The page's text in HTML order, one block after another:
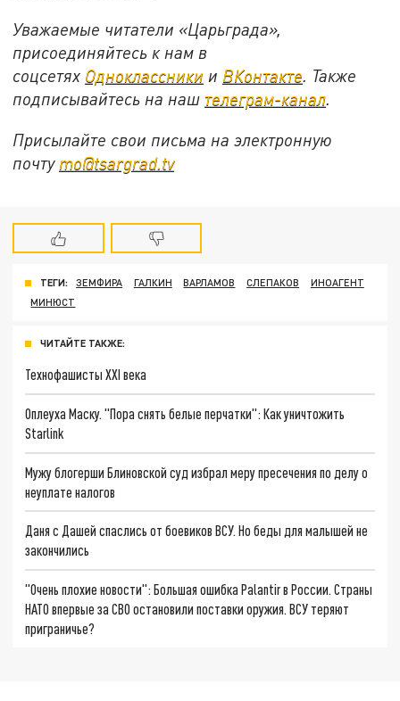
Уважаемые читатели «Царьграда»,
присоединяйтесь к нам в
соцсетях Одноклассники и ВКонтакте. Также
подписывайтесь на наш телеграм-канал.
Присылайте свои письма на электронную
почту mo@tsargrad.tv
ТЕГИ: ЗЕМФИРА ГАЛКИН ВАРЛАМОВ СЛЕПАКОВ
ИНОАГЕНТ
МИНЮСТ
ЧИТАЙТЕ ТАКЖЕ:
Технофашисты XXI века
Оплеуха Маску. "Пора снять белые перчатки": Как уничтожить
Starlink
Мужу блогерши Блиновской суд избрал меру пресечения по делу о
неуплате налогов
Даня с Дашей спаслись от боевиков ВСУ. Но беды для малышей не
закончились
"Очень плохие новости": Большая ошибка Palantir в России. Страны
НАТО впервые за СВО остановили поставки оружия. ВСУ теряют
приграничье?